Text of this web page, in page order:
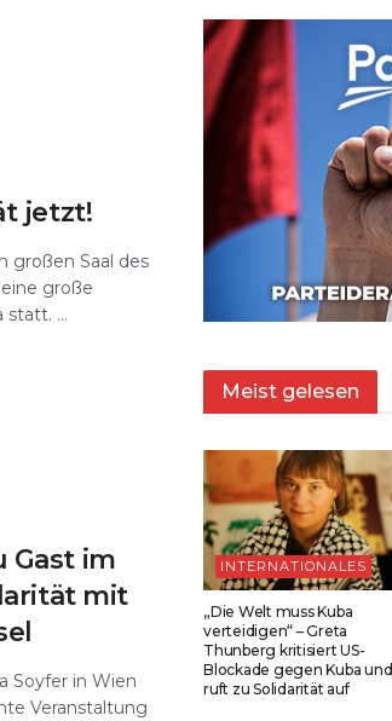
jetzt!
großen Saal des
große
...
Gast im
mit
Soyfer in Wien
Veranstaltung
Meist gelesen
INTERNATIONALES
„Die Welt muss Kuba
verteidigen“ – Greta
Thunberg kritisiert US-
Blockade gegen Kuba und
ruft zu Solidarität auf